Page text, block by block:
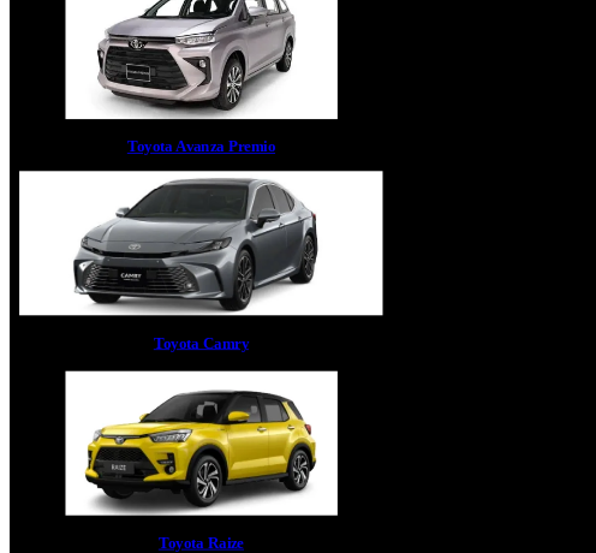
Toyota Avanza Premio
Toyota Camry
Toyota Raize